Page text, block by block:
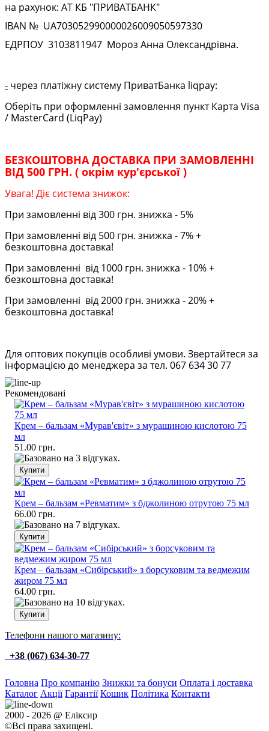
на рахунок: АТ КБ "ПРИВАТБАНК"
IBAN № UA703052990000026009050597330
ЕДРПОУ 3103811947 Мороз Анна Олександрівна.
- через платіжну систему ПриватБанка liqpay:
Оберіть при оформленні замовлення пункт Карта Visa
/ MasterCard (LiqPay)
БЕЗКОШТОВНА ДОСТАВКА ПРИ ЗАМОВЛЕННІ
ВІД 500 ГРН. ( окрім кур'єрської )
Увага! Діє система знижок:
При замовленні від 300 грн. знижка - 5%
При замовленні від 500 грн. знижка - 7% +
безкоштовна доставка!
При замовленні від 1000 грн. знижка - 10% +
безкоштовна доставка!
При замовленні від 2000 грн. знижка - 20% +
безкоштовна доставка!
Для оптових покупців особливі умови. Звертайтеся за
інформацією до менеджера за тел. 067 634 30 77
Рекомендовані
Крем – бальзам «Мурав'євіт» з мурашиною кислотою 75
мл
51.00 грн.
Крем – бальзам «Ревматим» з бджолиною отрутою 75 мл
66.00 грн.
Крем – бальзам «Сибірський» з борсуковим та ведмежим
жиром 75 мл
64.00 грн.
Телефони нашого магазину:
+38 (067) 634-30-77
Головна Про компанію Знижки та бонуси Оплата і доставка
Каталог Акції Гарантії Кошик Політика Контакти
2000 - 2026 @ Еліксир
©Всі права захищені.